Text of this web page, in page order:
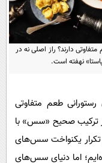
دارند؟ راز اصلی نه در
نهفته است.
رستورانی طعم متفاوتی
ترکیب صحیح «سس» با
تکرار یکنواخت سس‌های
اما دنیای سس‌های